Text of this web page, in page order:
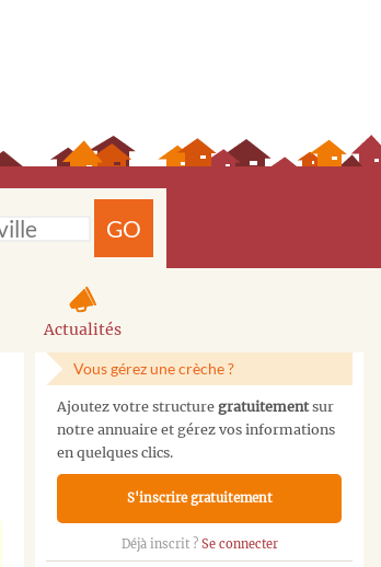
GO
Actualités
Vous gérez une crèche ?
Ajoutez votre structure gratuitementsur
notre annuaire et gérez vos informations
en quelques clics.
S'inscrire gratuitement
Déjà inscrit ? Se connecter